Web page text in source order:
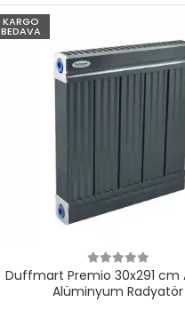
KARGO
BEDAVA
Duffmart Premio 30x291 cm
Alüminyum Radyatör